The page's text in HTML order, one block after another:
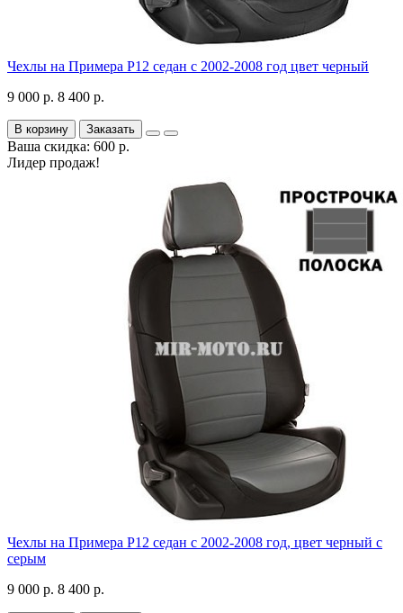
Чехлы на Примера P12 седан с 2002-2008 год цвет черный
9 000 р. 8 400 р.
В корзину Заказать
Ваша скидка: 600 р.
Лидер продаж!
Чехлы на Примера P12 седан с 2002-2008 год, цвет черный с
серым
9 000 р. 8 400 р.